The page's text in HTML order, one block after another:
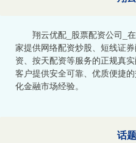
翔云优配_股票配资公司_
家提供网络配资炒股、短线证
资、按天配资等服务的正规真
客户提供安全可靠、优质便捷
化金融市场经验。
话